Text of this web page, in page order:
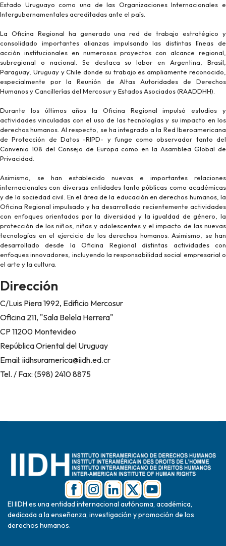
Estado Uruguayo como una de las Organizaciones Internacionales e
Intergubernamentales acreditadas ante el país.
La Oficina Regional ha generado una red de trabajo estratégico y
consolidado importantes alianzas impulsando las distintas líneas de
acción institucionales en numerosos proyectos con alcance regional,
subregional o nacional. Se destaca su labor en Argentina, Brasil,
Paraguay, Uruguay y Chile donde su trabajo es ampliamente reconocido,
especialmente por la Reunión de Altas Autoridades de Derechos
Humanos y Cancillerías del Mercosur y Estados Asociados (RAADDHH).
Durante los últimos años la Oficina Regional impulsó estudios y
actividades vinculadas con el uso de las tecnologías y su impacto en los
derechos humanos. Al respecto, se ha integrado a la Red Iberoamericana
de Protección de Datos -RIPD- y funge como observador tanto del
Convenio 108 del Consejo de Europa como en la Asamblea Global de
Privacidad.
Asimismo, se han establecido nuevas e importantes relaciones
internacionales con diversas entidades tanto públicas como académicas
y de la sociedad civil. En el área de la educación en derechos humanos, la
Oficina Regional impulsado y ha desarrollado recientemente actividades
con enfoques orientados por la diversidad y la igualdad de género, la
protección de los niños, niñas y adolescentes y el impacto de las nuevas
tecnologías en el ejercicio de los derechos humanos. Asimismo, se han
desarrollado desde la Oficina Regional distintas actividades con
enfoques innovadores, incluyendo la responsabilidad social empresarial o
el arte y la cultura.
Dirección
C/Luis Piera 1992, Edificio Mercosur
Oficina 211, "Sala Belela Herrera"
CP 11200 Montevideo
República Oriental del Uruguay
Email: iidhsuramerica@iidh.ed.cr
Tel. / Fax: (598) 2410 8875
El IIDH es una entidad internacional autónoma, académica,
dedicada a la enseñanza, investigación y promoción de los
derechos humanos.